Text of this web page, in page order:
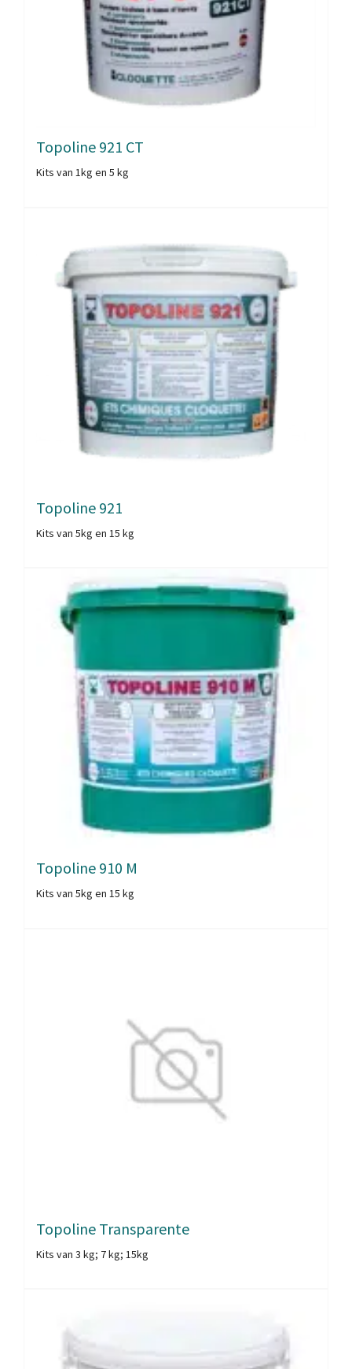
Topoline 921 CT
Kits van 1kg en 5 kg
Topoline 921
Kits van 5kg en 15 kg
Topoline 910 M
Kits van 5kg en 15 kg
Topoline Transparente
Kits van 3 kg; 7 kg; 15kg